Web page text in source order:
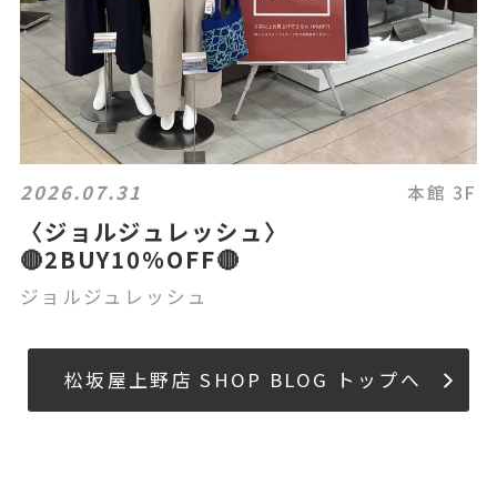
2026.07.31 本館 3F
〈ジョルジュレッシュ〉
🔴2BUY10%OFF🔴
ジョルジュレッシュ
松坂屋上野店 SHOP BLOG トップへ